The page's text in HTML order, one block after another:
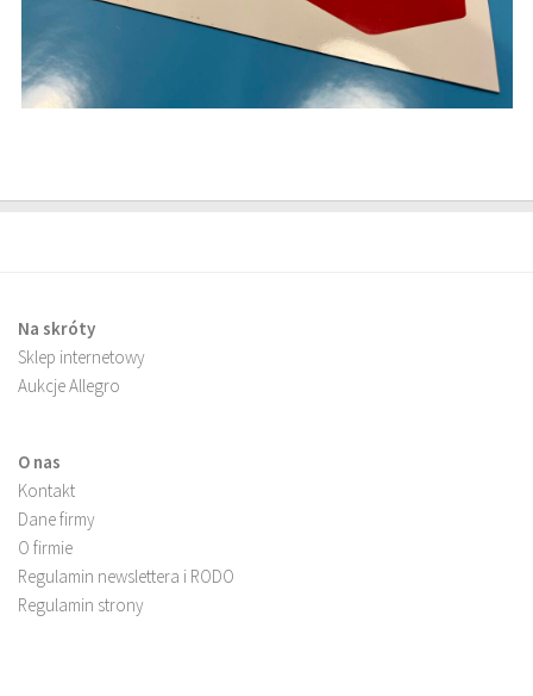
Na skróty
Sklep internetowy
Aukcje Allegro
O nas
Kontakt
Dane firmy
O firmie
Regulamin newslettera i RODO
Regulamin strony